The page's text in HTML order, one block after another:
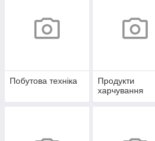
Побутова техніка
Продукти
харчування